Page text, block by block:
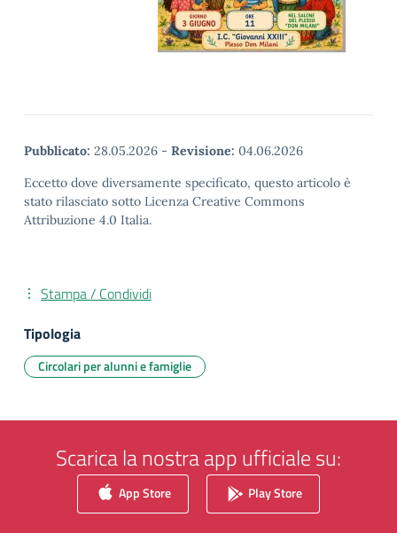
Pubblicato: 28.05.2026 - Revisione: 04.06.2026
Eccetto dove diversamente specificato, questo articolo è
stato rilasciato sotto Licenza Creative Commons
Attribuzione 4.0 Italia.
Stampa / Condividi
Tipologia
Circolari per alunni e famiglie
Scarica la nostra app ufficiale su:
App Store Play Store